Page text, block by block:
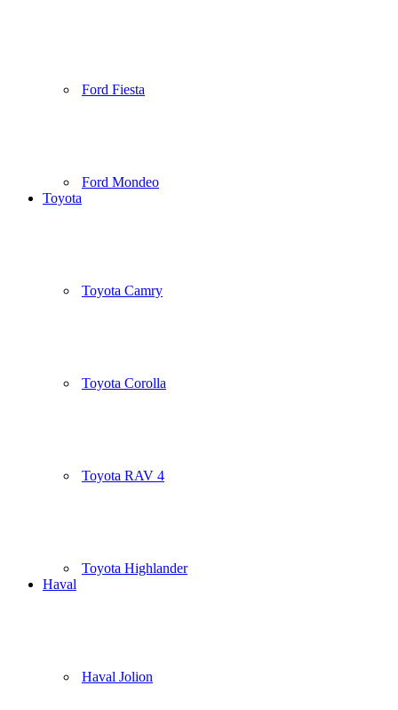
Ford Fiesta
Ford Mondeo
Toyota
Toyota Camry
Toyota Corolla
Toyota RAV 4
Toyota Highlander
Haval
Haval Jolion